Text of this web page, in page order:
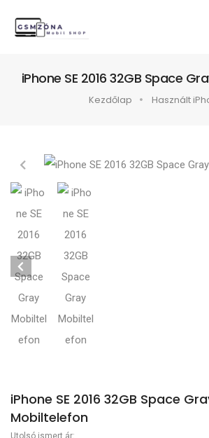
iPhone SE 2016 32GB Space
Kezdőlap Használt
iPhone SE 2016 32GB Space
Mobiltelefon
Utolsó ismert ár: